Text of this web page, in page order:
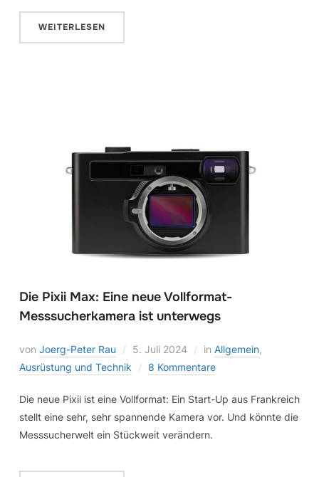
WEITERLESEN
Die Pixii Max: Eine neue Vollformat-
Messsucherkamera ist unterwegs
von Joerg-Peter Rau 5. Juli 2024 in Allgemein,
Ausrüstung und Technik
8 Kommentare
Die neue Pixii ist eine Vollformat: Ein Start-Up aus Frankreich
stellt eine sehr, sehr spannende Kamera vor. Und könnte die
Messsucherwelt ein Stückweit verändern.